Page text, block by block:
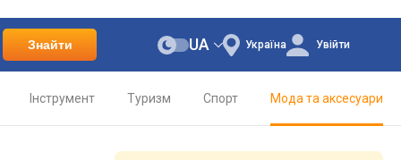
Знайти Україна
UA Увійти
Інструмент Туризм Спорт Мода та аксесуари